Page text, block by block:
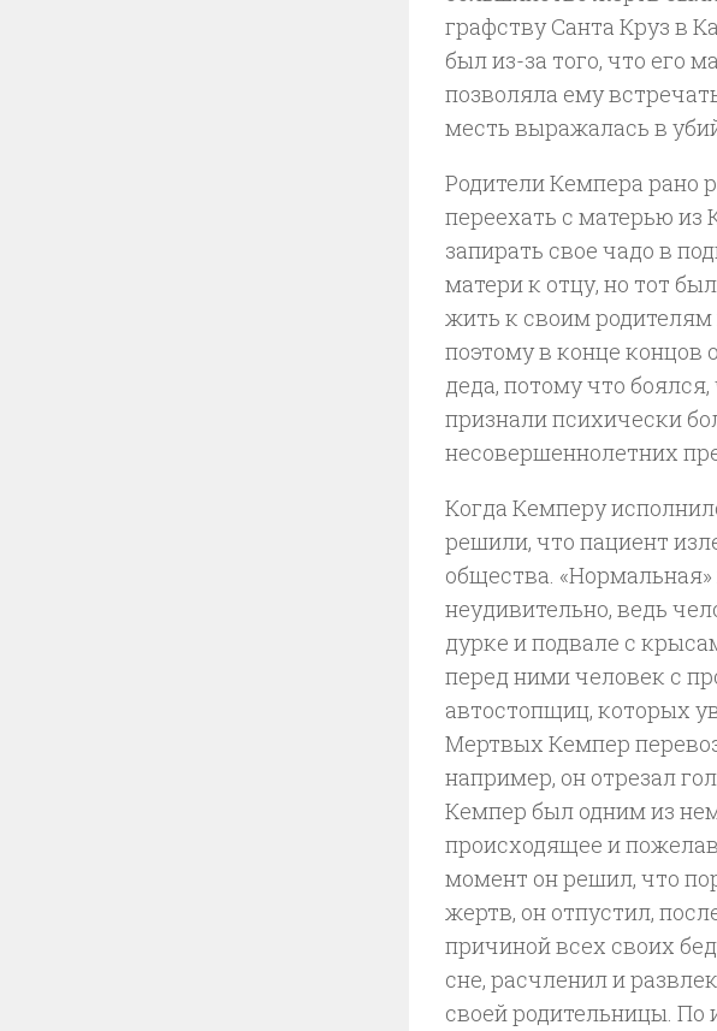
графству Санта Круз в
был из-за того, что его
позволяла ему
месть выражалась в
Родители Кемпера рано
переехать с матерью
запирать свое чадо в
матери к отцу, но тот
жить к своим
поэтому в конце концов
деда, потому что
признали психически
несовершеннолетних
Когда Кемперу
решили, что пациент
общества.
неудивительно, ведь
дурке и подвале с
перед ними человек с
автостопщиц, которых
Мертвых Кемпер
например, он отрезал
Кемпер был одним из
происходящее и
момент он решил, что
жертв, он отпустил,
причиной всех своих
сне, расчленил и
своей родительницы. По